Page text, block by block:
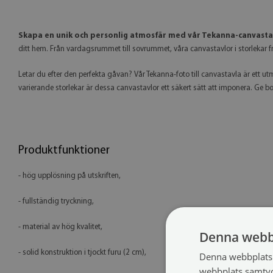
Skapa en unik och personlig atmosfär med vår Tekanna-
ditt hem. Från vardagsrummet till sovrummet, våra canvastavlor i storlekar
Letar du efter den perfekta gåvan? Vår Tekanna-foto till canvastavla är ett
varierande storlekar är dessa canvastavlor ett säkert sätt att imponera. Ge
Produktfunktioner
- hög upplösning på utskriften,
- fullständig tryckning,
- material av hög kvalitet,
- solid konstruktion i tjockt furu (2 cm),
Denna
Denna